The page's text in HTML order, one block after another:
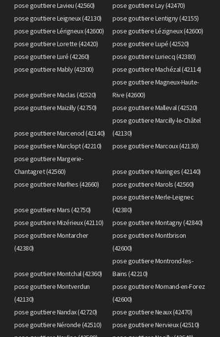
pose gouttiere Lavieu (42560)
pose gouttiere Lay (42470)
pose gouttiere Leigneux (42130)
pose gouttiere Lentigny (42155)
pose gouttiere Lérigneux (42600)
pose gouttiere Lézigneux (42600)
pose gouttiere Lorette (42420)
pose gouttiere Lupé (42520)
pose gouttiere Luré (42260)
pose gouttiere Luriecq (42380)
pose gouttiere Mably (42300)
pose gouttiere Machézal (42114)
pose gouttiere Maclas (42520)
pose gouttiere Magneux-Haute-
Rive (42600)
pose gouttiere Maizilly (42750)
pose gouttiere Malleval (42520)
pose gouttiere Marcenod (42140)
pose gouttiere Marcilly-le-Châtel
(42130)
pose gouttiere Marclopt (42210)
pose gouttiere Marcoux (42130)
pose gouttiere Margerie-
Chantagret (42560)
pose gouttiere Maringes (42140)
pose gouttiere Marlhes (42660)
pose gouttiere Marols (42560)
pose gouttiere Mars (42750)
pose gouttiere Merle-Leignec
(42380)
pose gouttiere Mizérieux (42110)
pose gouttiere Montagny (42840)
pose gouttiere Montarcher
(42380)
pose gouttiere Montbrison
(42600)
pose gouttiere Montchal (42360)
pose gouttiere Montrond-les-
Bains (42210)
pose gouttiere Montverdun
(42130)
pose gouttiere Mornand-en-Forez
(42600)
pose gouttiere Nandax (42720)
pose gouttiere Neaux (42470)
pose gouttiere Néronde (42510)
pose gouttiere Nervieux (42510)